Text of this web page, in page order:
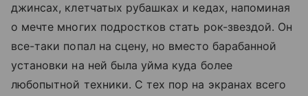
джинсах, клетчатых рубашках и кедах, напоминая
о мечте многих подростков стать рок-звездой. Он
все-таки попал на сцену, но вместо барабанной
установки на ней была уйма куда более
любопытной техники. С тех пор на экранах всего